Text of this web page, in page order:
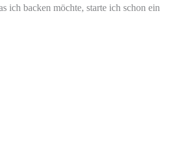
ich backen möchte, starte ich schon ein